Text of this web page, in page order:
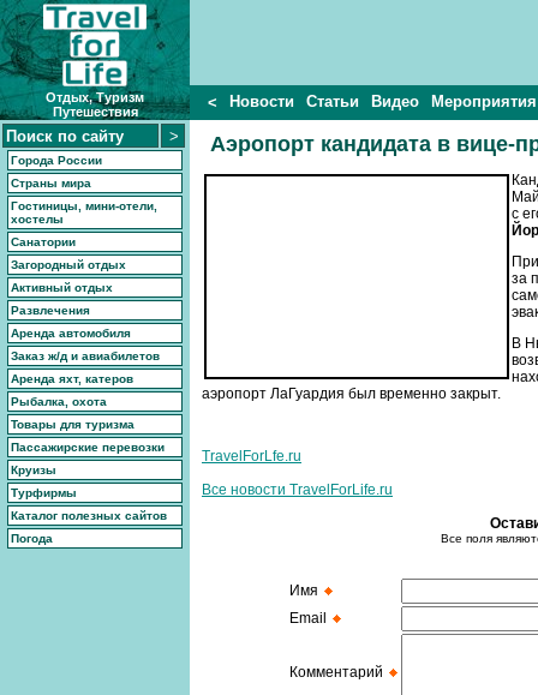
Отдых, Туризм
Путешествия
< Новости Статьи Видео Мероприятия
Города России
Страны мира
Гостиницы, мини-отели,
хостелы
Санатории
Загородный отдых
Активный отдых
Развлечения
Аренда автомобиля
Заказ ж/д и авиабилетов
Аренда яхт, катеров
Рыбалка, охота
Товары для туризма
Пассажирские перевозки
Круизы
Турфирмы
Каталог полезных сайтов
Погода
Аэропорт кандидата в
с
за
В
аэропорт ЛаГуардия был временно закрыт.
TravelForLfe.ru
Все новости TravelForLife.ru
Все поля
Имя
Email
Комментарий